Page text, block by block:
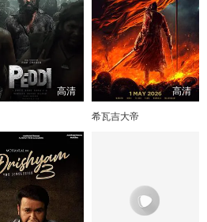
高清 高清
希瓦吉大帝